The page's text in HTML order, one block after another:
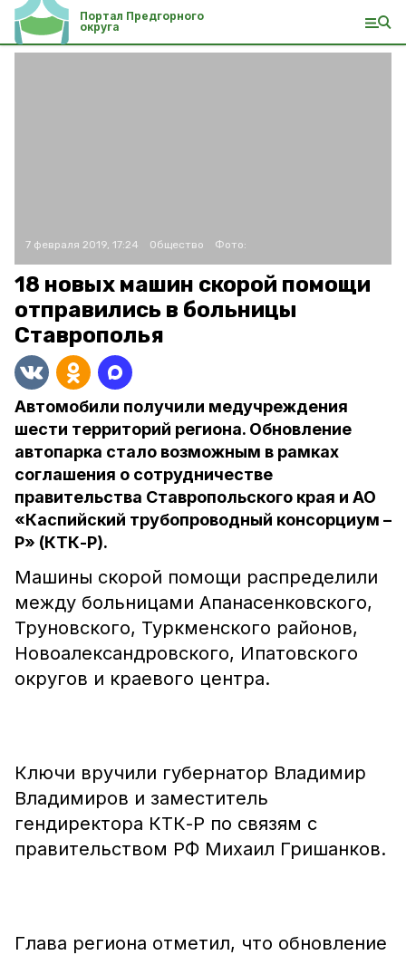
Портал Предгорного
округа
7 февраля 2019, 17:24 Общество Фото:
18 новых машин скорой помощи
отправились в больницы
Ставрополья
Автомобили получили медучреждения
шести территорий региона. Обновление
автопарка стало возможным в рамках
соглашения о сотрудничестве
правительства Ставропольского края и АО
«Каспийский трубопроводный консорциум –
Р» (КТК-Р).
Машины скорой помощи распределили
между больницами Апанасенковского,
Труновского, Туркменского районов,
Новоалександровского, Ипатовского
округов и краевого центра.
Ключи вручили губернатор Владимир
Владимиров и заместитель
гендиректора КТК-Р по связям с
правительством РФ Михаил Гришанков.
Глава региона отметил, что обновление